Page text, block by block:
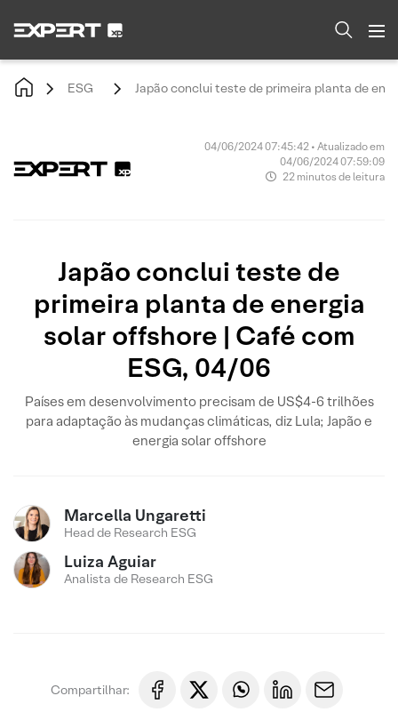
ESG Japão conclui teste de primeira planta de
04/06/2024 07:45:42 • Atualizado em
04/06/2024 07:59:09
22 minutos de leitura
Japão conclui teste de
primeira planta de energia
solar offshore | Café com
ESG, 04/06
Países em desenvolvimento precisam de US$4-6 trilhões
para adaptação às mudanças climáticas, diz Lula; Japão e
energia solar offshore
Marcella Ungaretti
Head de Research ESG
Luiza Aguiar
Analista de Research ESG
Compartilhar: